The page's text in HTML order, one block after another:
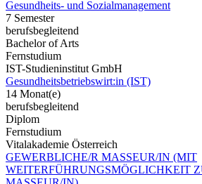
Gesundheits- und Sozialmanagement
7 Semester
berufsbegleitend
Bachelor of Arts
Fernstudium
IST-Studieninstitut GmbH
Gesundheitsbetriebswirt:in (IST)
14 Monat(e)
berufsbegleitend
Diplom
Fernstudium
Vitalakademie Österreich
GEWERBLICHE/R MASSEUR/IN (MIT
WEITERFÜHRUNGSMÖGLICHKEIT